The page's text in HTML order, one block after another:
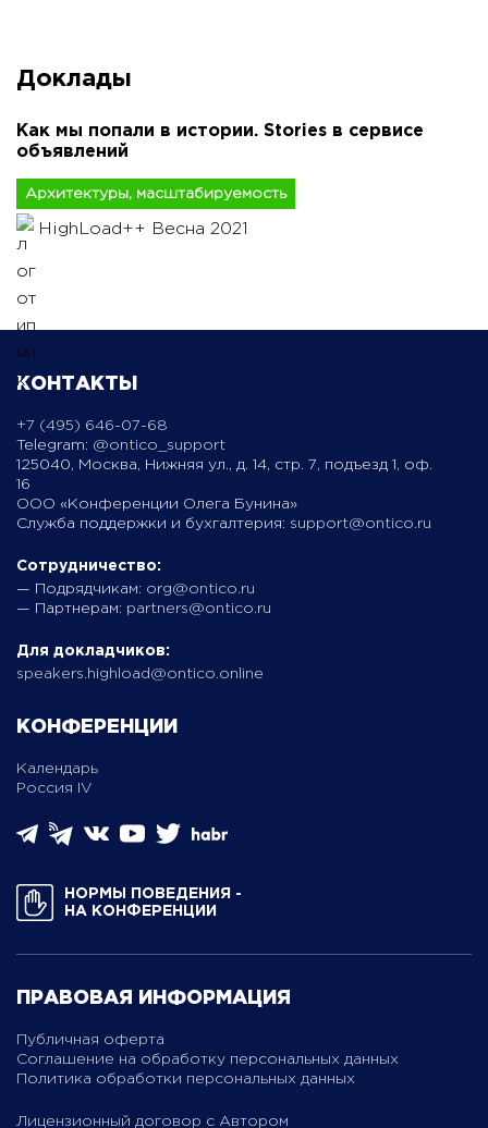
Доклады
Как мы попали в истории. Stories в сервисе
объявлений
Архитектуры, масштабируемость
HighLoad++ Весна 2021
КОНТАКТЫ
+7 (495) 646-07-68
Telegram: @ontico_support
125040, Москва, Нижняя ул., д. 14, стр. 7, подъезд 1, оф.
16
ООО «Конференции Олега Бунина»
Служба поддержки и бухгалтерия: support@ontico.ru
Сотрудничество:
— Подрядчикам: org@ontico.ru
— Партнерам: partners@ontico.ru
Для докладчиков:
speakers.highload@ontico.online
КОНФЕРЕНЦИИ
Календарь
Россия IV
НОРМЫ ПОВЕДЕНИЯ ­
НА КОНФЕРЕНЦИИ
ПРАВОВАЯ ИНФОРМАЦИЯ
Публичная оферта
Соглашение на обработку персональных данных
Политика обработки персональных данных
Лицензионный договор с Автором